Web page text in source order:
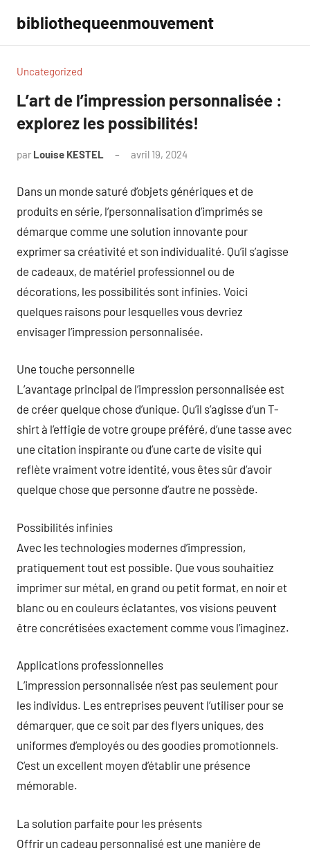
contenu
bibliothequeenmouvement
Uncategorized
L’art de l’impression personnalisée :
explorez les possibilités!
par Louise KESTEL avril 19, 2024
Dans un monde saturé d’objets génériques et de
produits en série, l’personnalisation d’imprimés se
démarque comme une solution innovante pour
exprimer sa créativité et son individualité. Qu’il s’agisse
de cadeaux, de matériel professionnel ou de
décorations, les possibilités sont infinies. Voici
quelques raisons pour lesquelles vous devriez
envisager l’impression personnalisée.
Une touche personnelle
L’avantage principal de l’impression personnalisée est
de créer quelque chose d’unique. Qu’il s’agisse d’un T-
shirt à l’effigie de votre groupe préféré, d’une tasse avec
une citation inspirante ou d’une carte de visite qui
reflète vraiment votre identité, vous êtes sûr d’avoir
quelque chose que personne d’autre ne possède.
Possibilités infinies
Avec les technologies modernes d’impression,
pratiquement tout est possible. Que vous souhaitiez
imprimer sur métal, en grand ou petit format, en noir et
blanc ou en couleurs éclatantes, vos visions peuvent
être concrétisées exactement comme vous l’imaginez.
Applications professionnelles
L’impression personnalisée n’est pas seulement pour
les individus. Les entreprises peuvent l’utiliser pour se
démarquer, que ce soit par des flyers uniques, des
uniformes d’employés ou des goodies promotionnels.
C’est un excellent moyen d’établir une présence
mémorable.
La solution parfaite pour les présents
Offrir un cadeau personnalisé est une manière de